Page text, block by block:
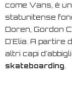
come Vans, è
statunitense
Doren, Gordon
D'Elia. A partire
altri capi
skateboarding.